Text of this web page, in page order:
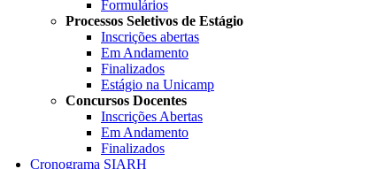
Formulários
Processos Seletivos de Estágio
Inscrições abertas
Em Andamento
Finalizados
Estágio na Unicamp
Concursos Docentes
Inscrições Abertas
Em Andamento
Finalizados
Cronograma SIARH